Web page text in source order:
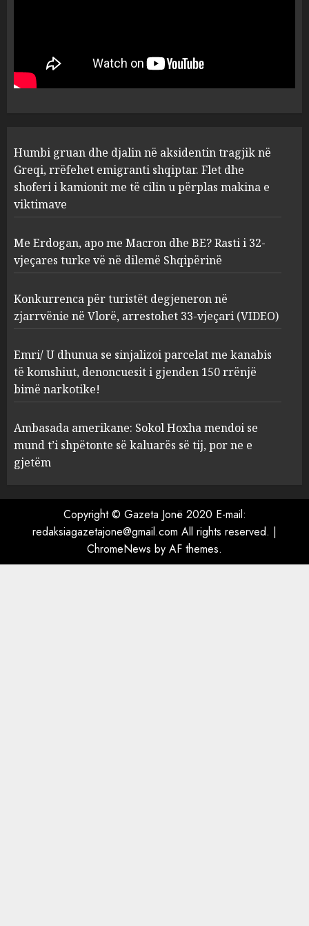
3
Vlorë, arrestohet 33-vjeçari
(VIDEO)
AUGUST 7, 2026
4
parcelat me kanabis të
komshiut, denoncuesit i
gjenden 150 rrënjë bimë
narkotike!
5
Ambasada amerikane: Sokol
Hoxha mendoi se mund t’i
shpëtonte së kaluarës së tij,
por ne e gjetëm
AUGUST 7, 2026
Humbi gruan dhe djalin në aksidentin tragjik në
Greqi, rrëfehet emigranti shqiptar. Flet dhe
shoferi i kamionit me të cilin u përplas makina e
viktimave
Me Erdogan, apo me Macron dhe BE? Rasti i 32-
vjeçares turke vë në dilemë Shqipërinë
Konkurrenca për turistët degjeneron në
zjarrvënie në Vlorë, arrestohet 33-vjeçari (VIDEO)
Emri/ U dhunua se sinjalizoi parcelat me kanabis
të komshiut, denoncuesit i gjenden 150 rrënjë
bimë narkotike!
Ambasada amerikane: Sokol Hoxha mendoi se
mund t’i shpëtonte së kaluarës së tij, por ne e
gjetëm
Copyright © Gazeta Jonë 2020 E-mail:
redaksiagazetajone@gmail.com All rights reserved. |
ChromeNews by AF themes.